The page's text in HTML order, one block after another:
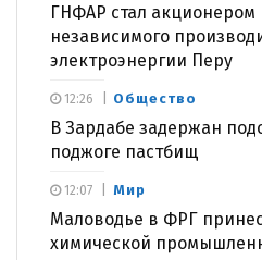
ГНФАР стал акционером
независимого
электроэнергии Перу
Общество
В Зардабе задержан
поджоге пастбищ
12:26
Мир
Маловодье в ФРГ
химической
12:07